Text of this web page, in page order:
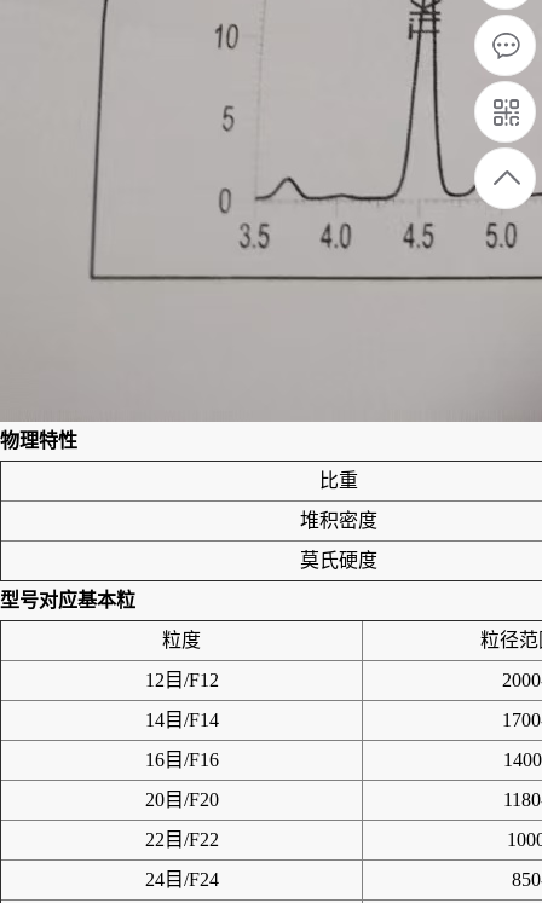
物理特性
比重
堆积密度
莫氏硬度
型号对应基本粒
粒度
粒径范
12目/F12
14目/F14
16目/F16
20目/F20
22目/F22
24目/F24